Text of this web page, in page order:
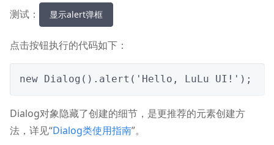
测试： 显示alert弹框
点击按钮执行的代码如下：
new Dialog().alert('Hello, LuLu UI!');
Dialog对象隐藏了创建的细节，是更推荐的元素创建方
法，详见“Dialog类使用指南”。